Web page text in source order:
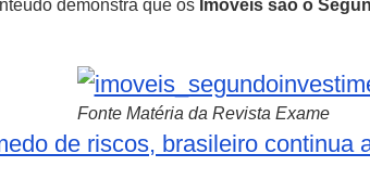
demonstra que os Imóveis são o
Fonte Matéria da Revista Exame
de riscos, brasileiro continua